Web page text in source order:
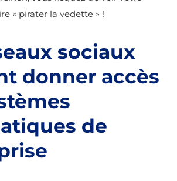
« pirater la vedette » !
sociaux
donner accès
de